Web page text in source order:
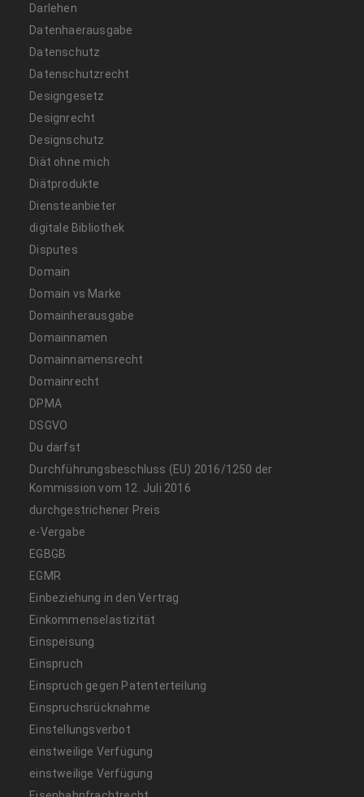
Darlehen
Datenhaerausgabe
Datenschutz
Datenschutzrecht
Designgesetz
Designrecht
Designschutz
Diät ohne mich
Diätprodukte
Diensteanbieter
digitale Bibliothek
Disputes
Domain
Domain vs Marke
Domainherausgabe
Domainnamen
Domainnamensrecht
Domainrecht
DPMA
DSGVO
Du darfst
Durchführungsbeschluss (EU) 2016/1250 der
Kommission vom 12. Juli 2016
durchgestrichener Preis
e-Vergabe
EGBGB
EGMR
Einbeziehung in den Vertrag
Einkommenselastizität
Einspeisung
Einspruch
Einspruch gegen Patenterteilung
Einspruchsrücknahme
Einstellungsverbot
einstweilige Verfügung
einstweilige Verfügung